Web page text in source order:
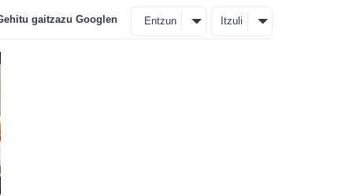
gaitzazu Googlen Entzun Itzuli